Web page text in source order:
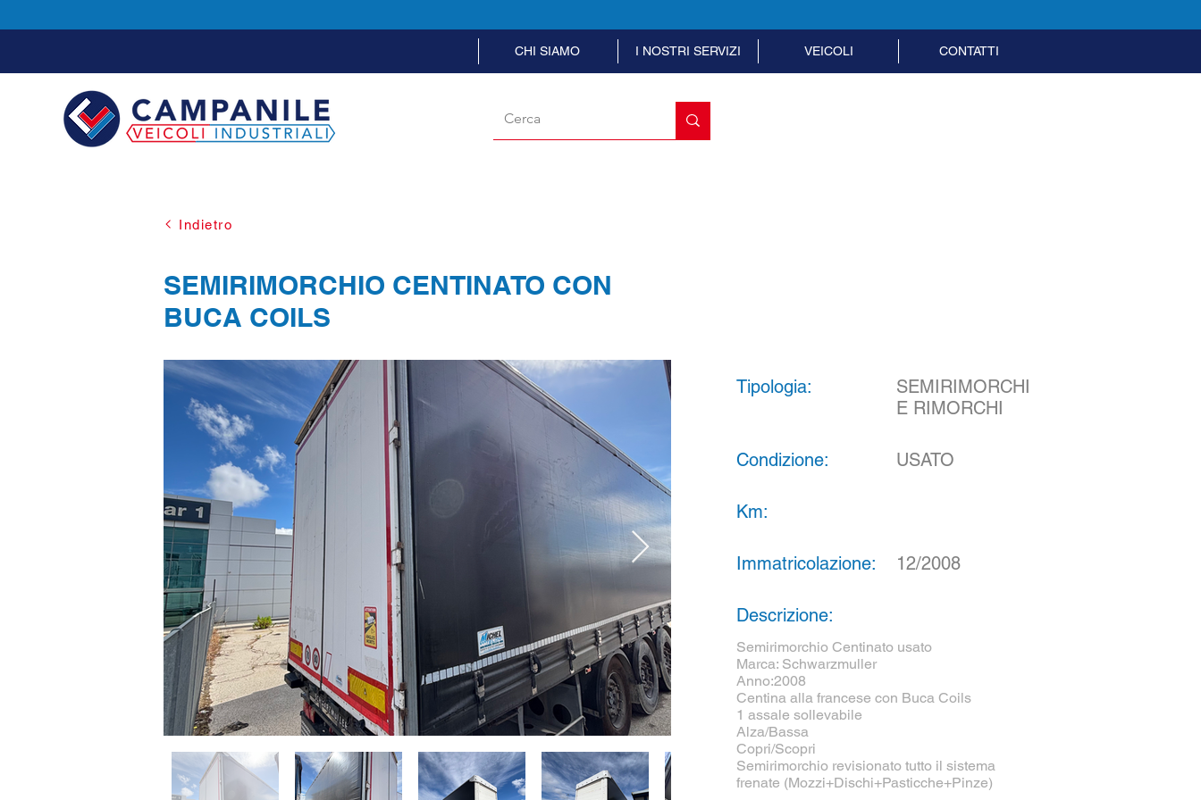
CHI SIAMO I NOSTRI SERVIZI VEICOLI CONTATTI
Indietro
SEMIRIMORCHIO CENTINATO CON
BUCA COILS
Tipologia:
SEMIRIMORCHI
E RIMORCHI
Condizione: USATO
Km:
Immatricolazione: 12/2008
Descrizione:
Semirimorchio Centinato usato
Marca: Schwarzmuller
Anno:2008
Centina alla francese con Buca Coils
1 assale sollevabile
Alza/Bassa
Copri/Scopri
Semirimorchio revisionato tutto il sistema
frenate (Mozzi+Dischi+Pasticche+Pinze)